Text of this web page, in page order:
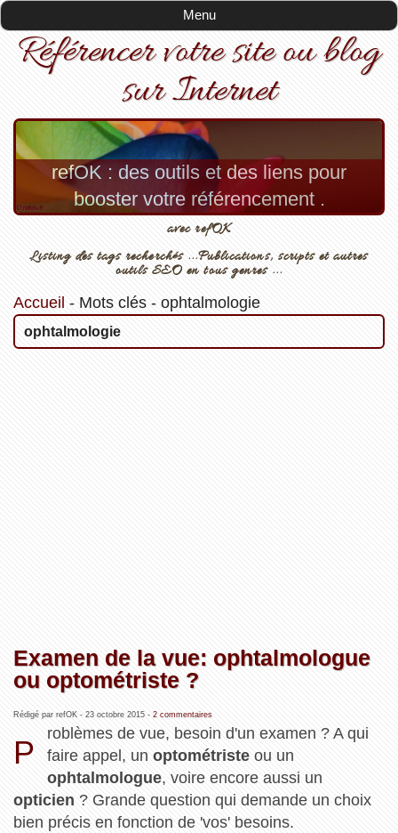
Menu
Référencer votre site ou blog
sur Internet
refOK : des outils et des liens pour
booster votre référencement .
avec refOK
Listing des tags recherchés ...Publications, scripts et autres
outils SEO en tous genres ...
Accueil - Mots clés- ophtalmologie
ophtalmologie
Examen de la vue: ophtalmologue
ou optométriste ?
Rédigé par refOK - 23 octobre 2015- 2 commentaires
P
roblèmes de vue, besoin d'un examen ? A qui
faire appel, unoptométriste ou un
ophtalmologue, voire encore aussi un
opticien ? Grande question qui demande un choix
bien précis en fonction de 'vos' besoins.